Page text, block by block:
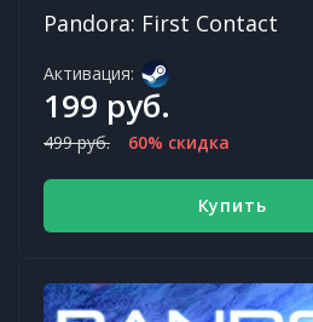
Pandora: First Contact
Активация:
199 руб.
499 руб. 60% скидка
Купить